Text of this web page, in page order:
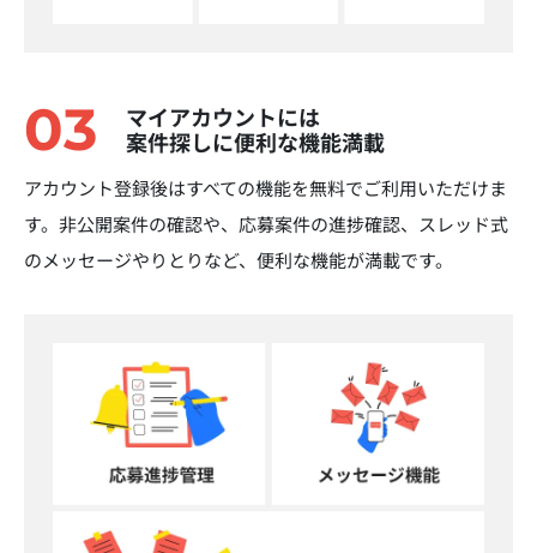
03
マイアカウントには
案件探しに便利な機能満載
アカウント登録後はすべての機能を無料でご利用いただけま
す。非公開案件の確認や、応募案件の進捗確認、スレッド式
のメッセージやりとりなど、便利な機能が満載です。